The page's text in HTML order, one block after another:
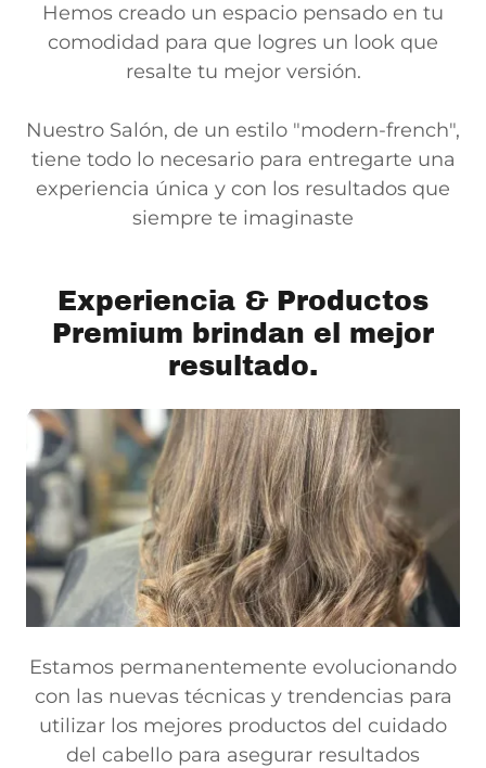
Hemos creado un espacio pensado en tu
comodidad para que logres un look que
resalte tu mejor versión.
Nuestro Salón, de un estilo "modern-french",
tiene todo lo necesario para entregarte una
experiencia única y con los resultados que
siempre te imaginaste
Experiencia & Productos
Premium brindan el mejor
resultado.
Estamos permanentemente evolucionando
con las nuevas técnicas y trendencias para
utilizar los mejores productos del cuidado
del cabello para asegurar resultados